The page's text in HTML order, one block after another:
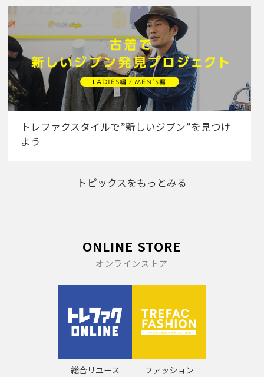
トレファクスタイルで”新しいジブン”を見つけ
よう
トピックスをもっとみる
ONLINE STORE
オンラインストア
総合リユース ファッション